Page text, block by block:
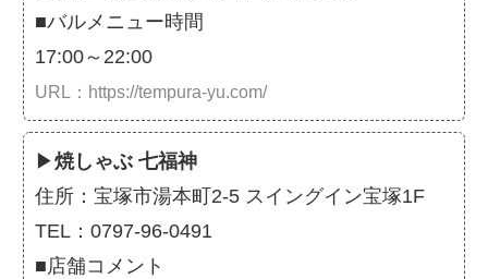
■バルメニュー時間
17:00～22:00
URL：https://tempura-yu.com/
▶焼しゃぶ 七福神
住所：宝塚市湯本町2-5 スイングイン宝塚1F
TEL：0797-96-0491
■店舗コメント